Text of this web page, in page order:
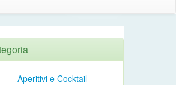
Aperitivi e Cocktail